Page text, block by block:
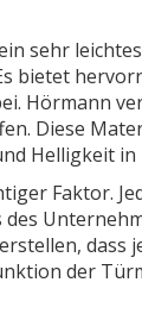
sehr
bietet
Hörmann
Diese
Helligkeit in
Faktor.
dass
der